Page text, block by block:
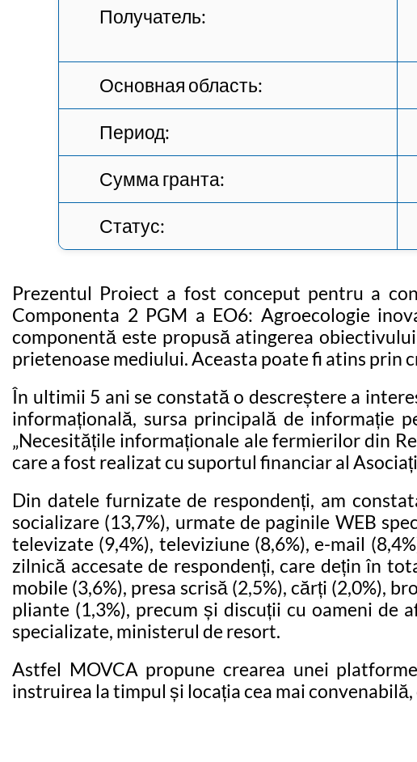
Получатель:
Основная область:
Период:
Сумма гранта:
Статус:
Prezentul Proiect a fost conceput pentru a
Componenta 2 PGM a EO6: Agroecologie
componentă este propusă atingerea
prietenoase mediului. Aceasta poate fi atins
În ultimii 5 ani se constată o descreștere a
informațională, sursa principală de informație
„Necesitățile informaționale ale fermierilor din
care a fost realizat cu suportul financiar al
Din datele furnizate de respondenți, am
socializare (13,7%), urmate de paginile WEB
televizate (9,4%), televiziune (8,6%), e-mail
zilnică accesate de respondenți, care dețin în
mobile (3,6%), presa scrisă (2,5%), cărți (2,0%),
pliante (1,3%), precum și discuții cu oameni de
specializate, ministerul de resort.
Astfel MOVCA propune crearea unei
instruirea la timpul și locația cea mai